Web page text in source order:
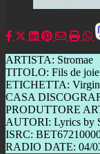
ARTISTA: Stromae
TITOLO: Fils de joie
ETICHETTA: Virgin
CASA
PRODUTTORE
AUTORI: Lyrics by
ISRC:
RADIO DATE: 04/